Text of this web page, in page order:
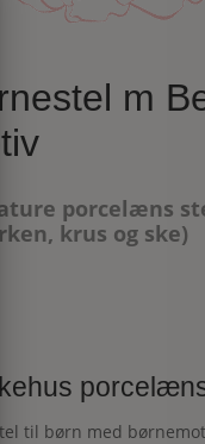
m
porcelæns
krus og ske)
til børn med